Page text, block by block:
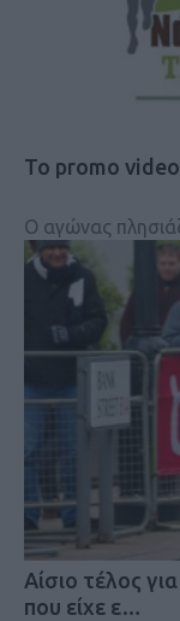
Το promo
Ο αγώνας
Αίσιο τέλος
που είχε ε…